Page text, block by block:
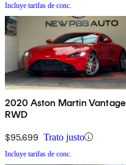
Incluye tarifas de conc.
2020 Aston Martin Vantage
RWD
$95,699 Trato justo
Incluye tarifas de conc.